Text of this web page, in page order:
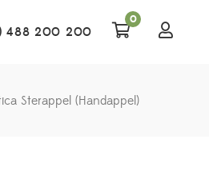
488 200 200
0
Sterappel (Handappel)